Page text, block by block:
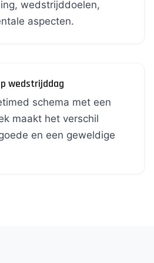
wedstrijddoelen,
aspecten.
wedstrijddag
schema met een
maakt het verschil
en een geweldige